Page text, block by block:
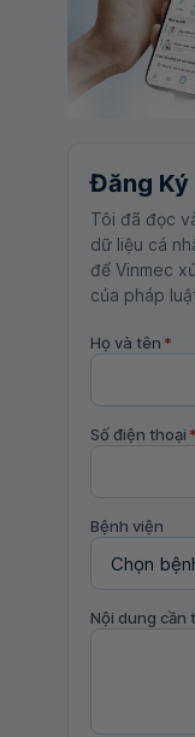
Đăng Ký
Tôi đã đọc
dữ liệu cá
để Vinmec
của pháp
Họ và tên *
Số điện thoại *
Bệnh viện
Nội dung cần